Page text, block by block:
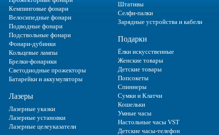
Кемпинговые фонари
Велосипедные фонари
Подводные фонари
Подствольные фонари
Фонари-дубинки
Кольцевые лампы
Брелки-фонарики
Светодиодные прожекторы
Батарейки и аккумуляторы
Лазеры
Лазерные указки
Лазерные установки
Лазерные целеуказатели
Штативы
Селфи-палки
Зарядные устройства и кабели
Подарки
Ёлки искусственные
Женские товары
Детские товары
Попсокеты
Спиннеры
Сумки и Клатчи
Кошельки
Умные часы
Настольные часы VST
Детские часы-телефон